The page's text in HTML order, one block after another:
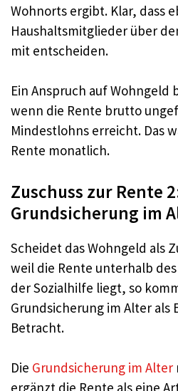
Wohnorts ergibt. Klar, dass
Haushaltsmitglieder über
mit entscheiden.
Ein Anspruch auf Wohngeld
wenn die Rente brutto
Mindestlohns erreicht. Das
Rente monatlich.
Zuschuss zur Rente
Grundsicherung im
Scheidet das Wohngeld als
weil die Rente unterhalb
der Sozialhilfe liegt, so
Grundsicherung im Alter als
Betracht.
Die Grundsicherung im Alter